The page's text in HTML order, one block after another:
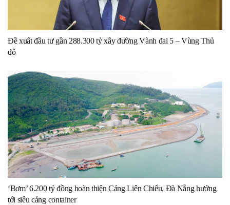
Đề xuất đầu tư gần 288.300 tỷ xây đường Vành đai 5 – Vùng Thủ
đô
‘Bơm’ 6.200 tỷ đồng hoàn thiện Cảng Liên Chiểu, Đà Nẵng hướng
tới siêu cảng container